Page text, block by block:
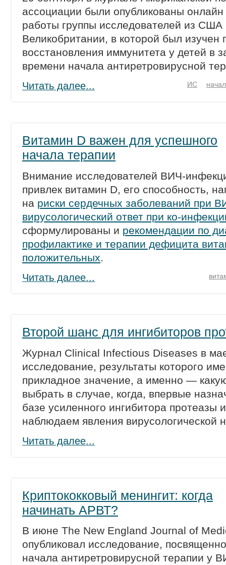
ассоциации были опубликованы онлайн
работы группы исследователей из США
Великобритании, в которой был изучен
восстановления иммунитета у детей в
времени начала антиретровирусной
Читать далее... ИС
Витамин D важен для успешного
начала терапии
Внимание исследователей ВИЧ-
привлек витамин D, его способность,
на риски сердечных заболеваний при
вирусологический ответ при ко-
сформулированы и рекомендации по
профилактике и терапии дефицита
положительных.
Читать далее...
Второй шанс для ингибиторов
Журнал Clinical Infectious Diseases в
исследование, результаты которого
прикладное значение, а именно —
выбрать в случае, когда, впервые
базе усиленного ингибитора
наблюдаем явления вирусологической
Читать далее...
Криптококковый менингит: когда
начинать АРВТ?
В июне The New England Journal of
опубликовал исследование,
начала антиретровирусной терапии у